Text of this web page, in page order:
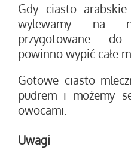
Gdy ciasto arabskie
wylewamy na
przygotowane
powinno wypić całe
Gotowe ciasto
pudrem i możemy
owocami.
Uwagi